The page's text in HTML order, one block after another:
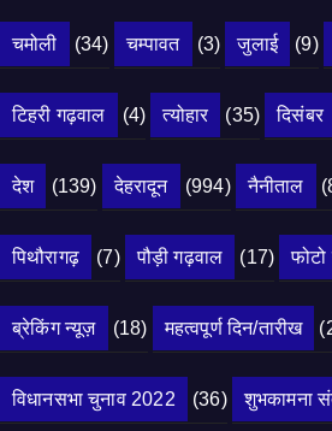
चमोली (34) चम्पावत (3) जुलाई (9)
टिहरी गढ़वाल (4) त्योहार (35) दिसंबर
देश (139) देहरादून (994) नैनीताल
पिथौरागढ़ (7) पौड़ी गढ़वाल (17) फोटो
ब्रेकिंग न्यूज़ (18) महत्वपूर्ण दिन/तारीख
विधानसभा चुनाव 2022 (36) शुभकामना